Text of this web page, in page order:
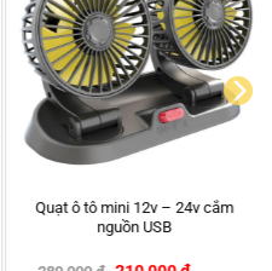
Rèm Nam Châm Ô tô Ford Everest
chính hãng APA